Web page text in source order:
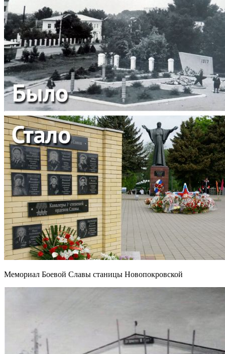
Мемориал Боевой Славы станицы Новопокровской